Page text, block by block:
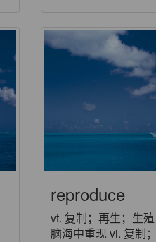
reproduce
vt. 复制；再生；生
脑海中重现 vi. 复制